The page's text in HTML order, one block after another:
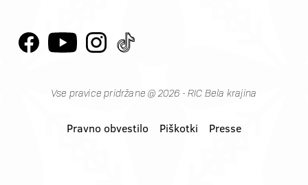
Vse pravice pridržane @ 2026 - RIC Bela krajina
Pravno obvestilo Piškotki Presse